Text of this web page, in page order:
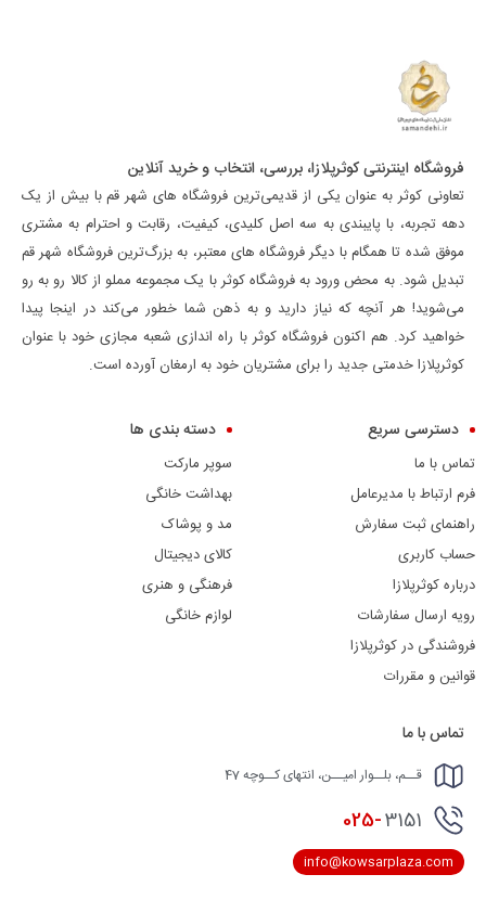
فروشگاه اینترنتی کوثرپلازا، بررسی، انتخاب و خرید آنلاین
تعاونی کوثر به عنوان یکی از قدیمی‌ترین فروشگاه های شهر قم با بیش از یک
دهه تجربه، با پایبندی به سه اصل کلیدی، کیفیت، رقابت و احترام به مشتری
موفق شده تا همگام با دیگر فروشگاه های معتبر، به بزرگ‌ترین فروشگاه شهر قم
تبدیل شود. به محض ورود به فروشگاه کوثر با یک مجموعه مملو از کالا رو به رو
می‌شوید! هر آنچه که نیاز دارید و به ذهن شما خطور می‌کند در اینجا پیدا
خواهید کرد. هم اکنون فروشگاه کوثر با راه اندازی شعبه مجازی خود با عنوان
کوثرپلازا خدمتی جدید را برای مشتریان خود به ارمغان آورده است.
دسترسی سریع
تماس با ما
فرم ارتباط با مدیرعامل
راهنمای ثبت سفارش
حساب کاربری
درباره کوثرپلازا
رویه ارسال سفارشات
فروشندگی در کوثرپلازا
قوانین و مقررات
دسته بندی ها
سوپر مارکت
بهداشت خانگی
مد و پوشاک
کالای دیجیتال
فرهنگی و هنری
لوازم خانگی
تماس با ما
قــم، بلــوار امیــن، انتهای کــوچه 47
025-3151
info@kowsarplaza.com